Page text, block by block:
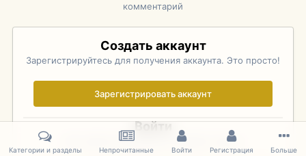
комментарий
Создать аккаунт
Зарегистрируйтесь для получения аккаунта. Это просто!
Зарегистрировать аккаунт
Войти
Уже зарегистрированы? Войдите здесь.
Категории и разделы Непрочитанные Войти Регистрация Больше